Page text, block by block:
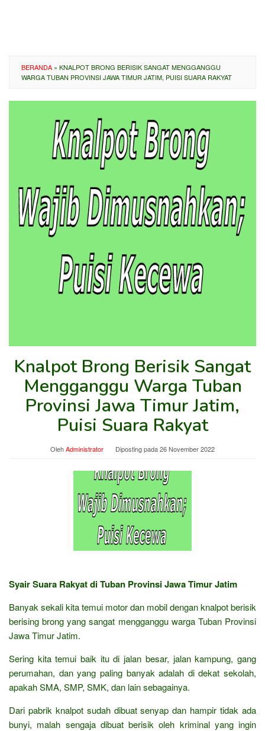
BERANDA » KNALPOT BRONG BERISIK SANGAT MENGGANGGU
WARGA TUBAN PROVINSI JAWA TIMUR JATIM, PUISI SUARA RAKYAT
Knalpot Brong Berisik Sangat
Mengganggu Warga Tuban
Provinsi Jawa Timur Jatim,
Puisi Suara Rakyat
OlehAdministrator Diposting pada26 November 2022
Syair Suara Rakyat di Tuban Provinsi Jawa Timur Jatim
Banyak sekali kita temui motor dan mobil dengan knalpot berisik
berising brong yang sangat mengganggu warga Tuban Provinsi
Jawa Timur Jatim.
Sering kita temui baik itu di jalan besar, jalan kampung, gang
perumahan, dan yang paling banyak adalah di dekat sekolah,
apakah SMA, SMP, SMK, dan lain sebagainya.
Dari pabrik knalpot sudah dibuat senyap dan hampir tidak ada
bunyi, malah sengaja dibuat berisik oleh kriminal yang ingin